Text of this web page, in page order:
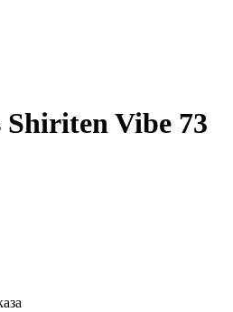
Shiriten Vibe 73